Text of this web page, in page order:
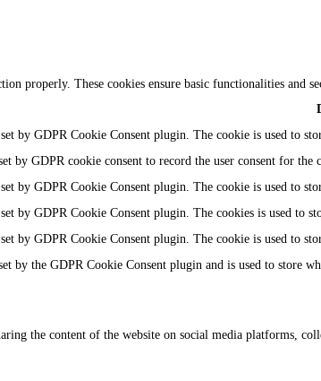
properly. These cookies ensure basic functionalities and
by GDPR Cookie Consent plugin. The cookie is used to
by GDPR cookie consent to record the user consent for the
by GDPR Cookie Consent plugin. The cookie is used to
by GDPR Cookie Consent plugin. The cookies is used to
by GDPR Cookie Consent plugin. The cookie is used to
by the GDPR Cookie Consent plugin and is used to store
the content of the website on social media platforms,